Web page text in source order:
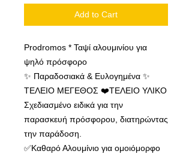
Add to Cart
Prodromos * Ταψί αλουμινίου για
ψηλό πρόσφορο
✨ Παραδοσιακά & Ευλογημένα ✨
ΤΕΛΕΙΟ ΜΕΓΕΘΟΣ ❤️ΤΕΛΕΙΟ ΥΛΙΚΟ
Σχεδιασμένο ειδικά για την
παρασκευή πρόσφορου, διατηρώντας
την παράδοση.
✅Καθαρό Αλουμίνιο για ομοιόμορφο